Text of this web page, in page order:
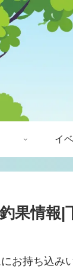
イ
果情報|
お持ち込み